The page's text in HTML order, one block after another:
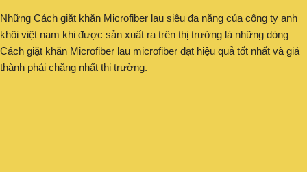
Những Cách giặt khăn Microfiber lau siêu đa năng của công ty anh
khôi việt nam khi được sản xuất ra trên thị trường là những dòng
Cách giặt khăn Microfiber lau microfiber đạt hiệu quả tốt nhất và giá
thành phải chăng nhất thị trường.